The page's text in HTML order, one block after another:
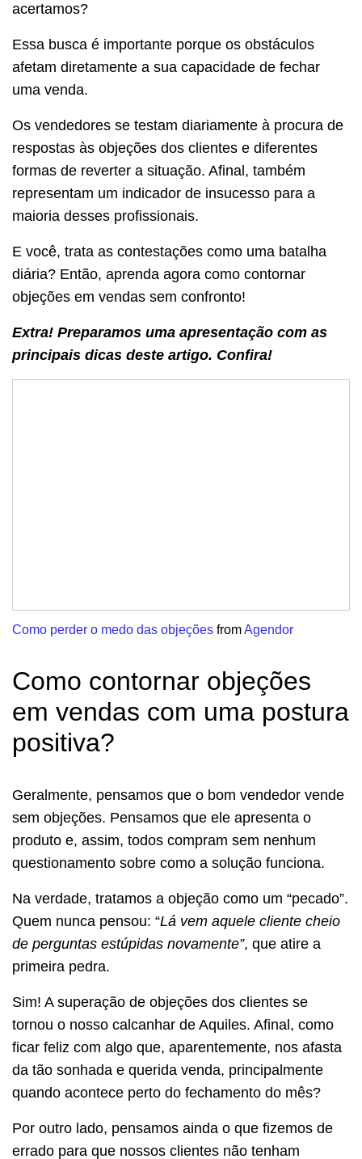
acertamos?
Essa busca é importante porque os obstáculos
afetam diretamente a sua capacidade de fechar
uma venda.
Os vendedores se testam diariamente à procura de
respostas às objeções dos clientes e diferentes
formas de reverter a situação. Afinal, também
representam um indicador de insucesso para a
maioria desses profissionais.
E você, trata as contestações como uma batalha
diária? Então, aprenda agora como contornar
objeções em vendas sem confronto!
Extra! Preparamos uma apresentação com as
principais dicas deste artigo. Confira!
Como perder o medo das objeções fromAgendor
Como contornar objeções
em vendas com uma postura
positiva?
Geralmente, pensamos que o bom vendedor vende
sem objeções. Pensamos que ele apresenta o
produto e, assim, todos compram sem nenhum
questionamento sobre como a solução funciona.
Na verdade, tratamos a objeção como um “pecado”.
Quem nunca pensou: “Lá vem aquele cliente cheio
de perguntas estúpidas novamente”, que atire a
primeira pedra.
Sim! A superação de objeções dos clientes se
tornou o nosso calcanhar de Aquiles. Afinal, como
ficar feliz com algo que, aparentemente, nos afasta
da tão sonhada e querida venda, principalmente
quando acontece perto do fechamento do mês?
Por outro lado, pensamos ainda o que fizemos de
errado para que nossos clientes não tenham